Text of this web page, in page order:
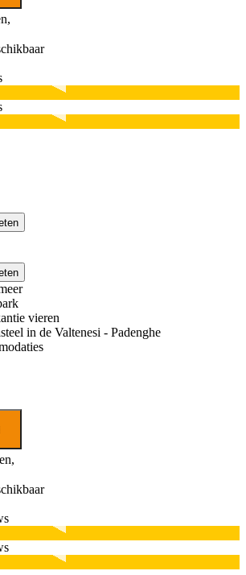
vieren
in de Valtenesi - Padenghe